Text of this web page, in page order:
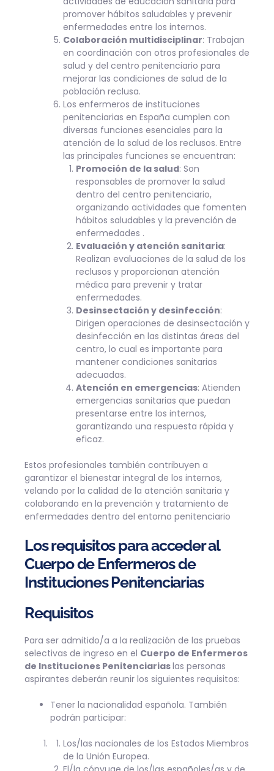
promover hábitos saludables y prevenir
enfermedades entre los internos.
Colaboración multidisciplinar: Trabajan
en coordinación con otros profesionales de
salud y del centro penitenciario para
mejorar las condiciones de salud de la
población reclusa.
Los enfermeros de instituciones
penitenciarias en España cumplen con
diversas funciones esenciales para la
atención de la salud de los reclusos. Entre
las principales funciones se encuentran:
Promoción de la salud: Son
responsables de promover la salud
dentro del centro penitenciario,
organizando actividades que fomenten
hábitos saludables y la prevención de
enfermedades .
Evaluación y atención sanitaria:
Realizan evaluaciones de la salud de los
reclusos y proporcionan atención
médica para prevenir y tratar
enfermedades.
Desinsectación y desinfección:
Dirigen operaciones de desinsectación y
desinfección en las distintas áreas del
centro, lo cual es importante para
mantener condiciones sanitarias
adecuadas.
Atención en emergencias: Atienden
emergencias sanitarias que puedan
presentarse entre los internos,
garantizando una respuesta rápida y
eficaz.
Estos profesionales también contribuyen a
garantizar el bienestar integral de los internos,
velando por la calidad de la atención sanitaria y
colaborando en la prevención y tratamiento de
enfermedades dentro del entorno penitenciario
Los requisitos para acceder al
Cuerpo de Enfermeros de
Instituciones Penitenciarias
Requisitos
Para ser admitido/a a la realización de las pruebas
selectivas de ingreso en el Cuerpo de Enfermeros
de Instituciones Penitenciariaslas personas
aspirantes deberán reunir los siguientes requisitos:
Tener la nacionalidad española. También
podrán participar:
Los/las nacionales de los Estados Miembros
de la Unión Europea.